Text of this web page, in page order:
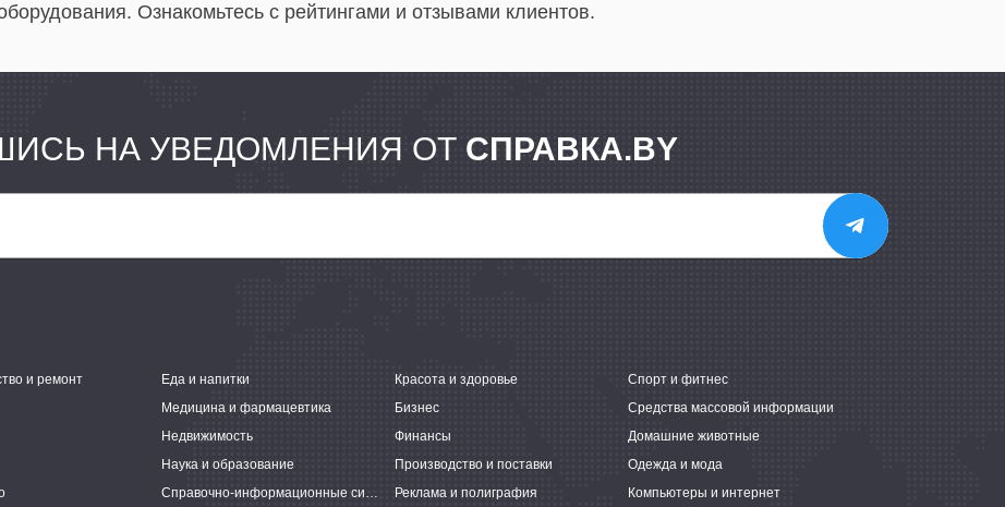
Ознакомьтесь с рейтингами и отзывами клиентов.
НА УВЕДОМЛЕНИЯ ОТ СПРАВКА.BY
и ремонт Еда и напитки Красота и здоровье
Спорт и фитнес
Медицина и фармацевтика Бизнес
Средства массовой информации
Недвижимость Финансы
Домашние животные
Наука и образование Производство и поставки
Одежда и мода
Справочно-информационные системы Реклама и полиграфия Компьютеры и интернет